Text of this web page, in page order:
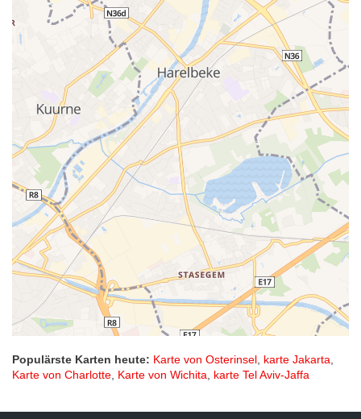
Populärste Karten heute: Karte von Osterinsel, karte Jakarta,
Karte von Charlotte, Karte von Wichita, karte Tel Aviv-Jaffa